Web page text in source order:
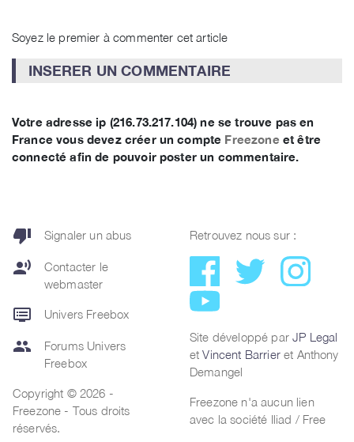
Soyez le premier à commenter cet article
INSERER UN COMMENTAIRE
Votre adresse ip (216.73.217.104) ne se trouve pas en
France vous devez créer un compte Freezone et être
connecté afin de pouvoir poster un commentaire.
thumb_down Signaler un abus
record_voice_over
Contacter le
webmaster
dvr Univers Freebox
group
Forums Univers
Freebox
Copyright © 2026 -
Freezone - Tous droits
réservés.
Retrouvez nous sur :
Site développé parJP Legal
etVincent Barrieret Anthony
Demangel
Freezone n'a aucun lien
avec la société Iliad / Free